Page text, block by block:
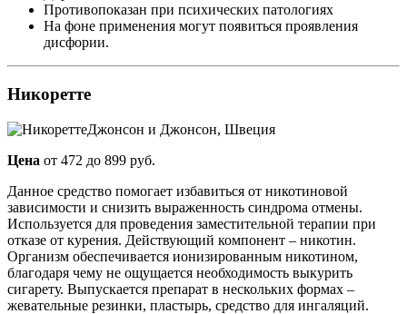
Противопоказан при психических патологиях
На фоне применения могут появиться проявления
дисфории.
Никоретте
Джонсон и Джонсон, Швеция
Цена от 472 до 899 руб.
Данное средство помогает избавиться от никотиновой
зависимости и снизить выраженность синдрома отмены.
Используется для проведения заместительной терапии при
отказе от курения. Действующий компонент – никотин.
Организм обеспечивается ионизированным никотином,
благодаря чему не ощущается необходимость выкурить
сигарету. Выпускается препарат в нескольких формах –
жевательные резинки, пластырь, средство для ингаляций.